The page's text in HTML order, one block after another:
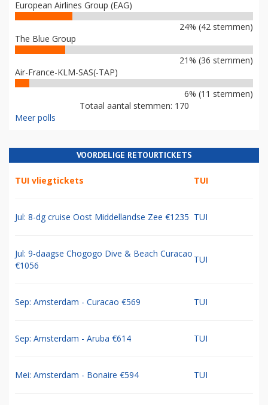
European Airlines Group (EAG)
24% (42 stemmen)
The Blue Group
21% (36 stemmen)
Air-France-KLM-SAS(-TAP)
6% (11 stemmen)
Totaal aantal stemmen: 170
Meer polls
VOORDELIGE RETOURTICKETS
TUI vliegtickets TUI
Jul: 8-dg cruise Oost Middellandse Zee €1235 TUI
Jul: 9-daagse Chogogo Dive & Beach Curacao
€1056
TUI
Sep: Amsterdam - Curacao €569 TUI
Sep: Amsterdam - Aruba €614 TUI
Mei: Amsterdam - Bonaire €594 TUI